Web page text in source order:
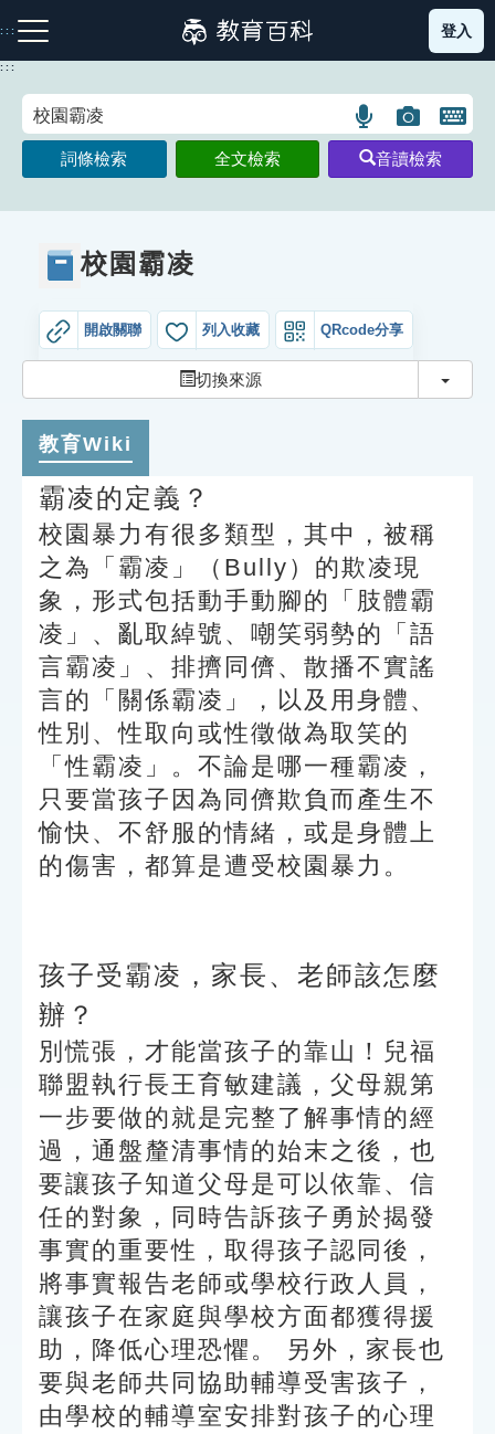
到
主
:::
注音索引圖示 筆畫索引圖示 部首索引表圖示
網站導覽
生字詞彙表
成語故事
索引選單
知識索引
單字索引
生命大百科索引
遊戲專區
教學應用
貓頭鷹博士
登入
:::
語
言
搜
圖
片
搜
開
鍵
詞條檢索 全文檢索 音讀檢索
校園霸凌
開啟關聯 列入收藏 QRcode分享
切換來源 切換
教育Wiki
霸凌的定義？
校園暴力有很多類型，其中，被稱
之為「霸凌」（Bully）的欺凌現
象，形式包括動手動腳的「肢體霸
凌」、亂取綽號、嘲笑弱勢的「語
言霸凌」、排擠同儕、散播不實謠
言的「關係霸凌」，以及用身體、
性別、性取向或性徵做為取笑的
「性霸凌」。不論是哪一種霸凌，
只要當孩子因為同儕欺負而產生不
愉快、不舒服的情緒，或是身體上
的傷害，都算是遭受校園暴力。
孩子受霸凌，家長、老師該怎麼
辦？
別慌張，才能當孩子的靠山！兒福
聯盟執行長王育敏建議，父母親第
一步要做的就是完整了解事情的經
過，通盤釐清事情的始末之後，也
要讓孩子知道父母是可以依靠、信
任的對象，同時告訴孩子勇於揭發
事實的重要性，取得孩子認同後，
將事實報告老師或學校行政人員，
讓孩子在家庭與學校方面都獲得援
助，降低心理恐懼。 另外，家長也
要與老師共同協助輔導受害孩子，
由學校的輔導室安排對孩子的心理